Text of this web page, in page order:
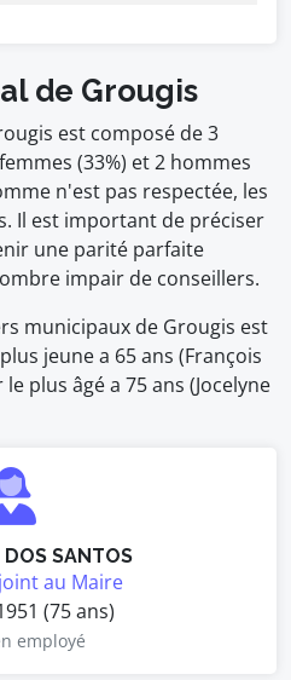
de Grougis
est composé de 3
(33%) et 2 hommes
n'est pas respectée, les
Il est important de préciser
une parité parfaite
impair de conseillers.
municipaux de Grougis est
jeune a 65 ans (François
plus âgé a 75 ans (Jocelyne
SANTOS
au Maire
(75 ans)
employé